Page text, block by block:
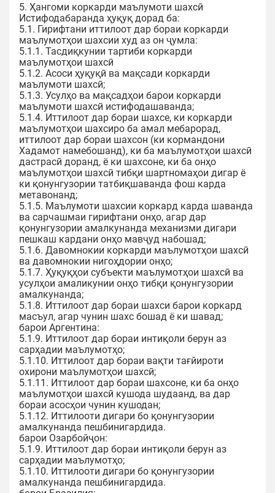
5. Ҳангоми коркарди маълумоти шахсӣ
Истифодабаранда ҳуқуқ дорад ба:
5.1. Гирифтани иттилоот дар бораи коркарди
маълумотҳои шахсии худ аз он ҷумла:
5.1.1. Тасдиқкунии тартиби коркарди
маълумотҳои шахсӣ
5.1.2. Асоси ҳуқуқӣ ва мақсади коркарди
маълумоти шахсӣ;
5.1.3. Усулҳо ва мақсадҳои барои коркарди
маълумоти шахсӣ истифодашаванда;
5.1.4. Иттилоот дар бораи шахсе, ки коркарди
маълумотҳои шахсиро ба амал мебарорад,
иттилоот дар бораи шахсон (ки кормандони
Хадамот намебошанд), ки ба маълумотҳои шахсӣ
дастрасӣ доранд, ё ки шахсоне, ки ба онҳо
маълумотҳои шахсӣ тибқи шартномаҳои дигар ё
ки қонунгузории татбиқшаванда фош карда
метавонанд;
5.1.5. Маълумоти шахсии коркард карда шаванда
ва сарчашмаи гирифтани онҳо, агар дар
қонунгузории амалкунанда механизми дигари
пешкаш кардани онҳо мавҷуд набошад;
5.1.6. Давомнокии коркарди маълумотҳои шахсӣ
ва давомнокии нигоҳдории онҳо;
5.1.7. Ҳуқуқҳои субъекти маълумотҳои шахсӣ ва
усулҳои амаликунии онҳо тибқи қонунгузории
амалкунанда;
5.1.8. Иттилоот дар бораи шахси барои коркард
масъул, агар чунин шахс бошад ё ки шавад;
барои Аргентина:
5.1.9. Иттилоот дар бораи интиқоли берун аз
сарҳадии маълумотҳо;
5.1.10. Иттилоот дар бораи вақти тағйироти
охирони маълумотҳои шахсӣ;
5.1.11. Иттилоот дар бораи шахсоне, ки ба онҳо
маълумотҳои шахсӣ кушода шудаанд, ва дар
бораи асосҳои чунин кушодан;
5.1.12. Иттилооти дигари бо қонунгузории
амалкунанда пешбинигардида.
барои Озарбойҷон:
5.1.9. Иттилоот дар бораи интиқоли берун аз
сарҳадии маълумотҳо;
5.1.10. Иттилооти дигари бо қонунгузории
амалкунанда пешбинигардида.